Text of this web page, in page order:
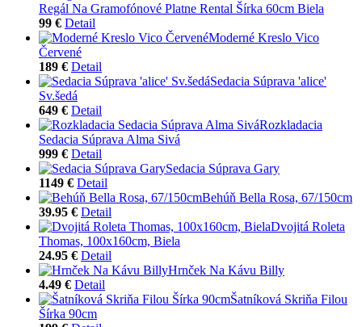
Regál Na Gramofónové Platne Rental Šírka 60cm Biela
99 € Detail
Moderné Kreslo Vico
Červené
189 € Detail
Sedacia Súprava 'alice'
Sv.šedá
649 € Detail
Rozkladacia
Sedacia Súprava Alma Sivá
999 € Detail
Sedacia Súprava Gary
1149 € Detail
Behúň Bella Rosa, 67/150cm
39.95 € Detail
Dvojitá Roleta
Thomas, 100x160cm, Biela
24.95 € Detail
Hrnček Na Kávu Billy
4.49 € Detail
Šatníková Skriňa Filou
Šírka 90cm